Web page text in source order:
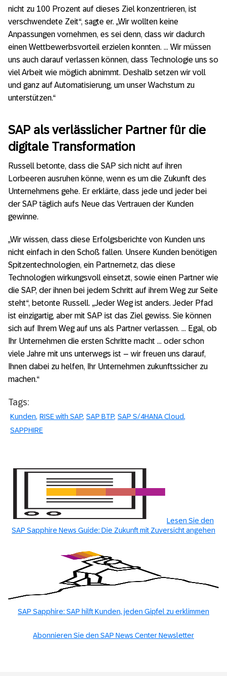
nicht zu 100 Prozent auf dieses Ziel konzentrieren, ist
verschwendete Zeit“, sagte er. „Wir wollten keine
Anpassungen vornehmen, es sei denn, dass wir dadurch
einen Wettbewerbsvorteil erzielen konnten. … Wir müssen
uns auch darauf verlassen können, dass Technologie uns so
viel Arbeit wie möglich abnimmt. Deshalb setzen wir voll
und ganz auf Automatisierung, um unser Wachstum zu
unterstützen.“
SAP als verlässlicher Partner für die
digitale Transformation
Russell betonte, dass die SAP sich nicht auf ihren
Lorbeeren ausruhen könne, wenn es um die Zukunft des
Unternehmens gehe. Er erklärte, dass jede und jeder bei
der SAP täglich aufs Neue das Vertrauen der Kunden
gewinne.
„Wir wissen, dass diese Erfolgsberichte von Kunden uns
nicht einfach in den Schoß fallen. Unsere Kunden benötigen
Spitzentechnologien, ein Partnernetz, das diese
Technologien wirkungsvoll einsetzt, sowie einen Partner wie
die SAP, der ihnen bei jedem Schritt auf ihrem Weg zur Seite
steht“, betonte Russell. „Jeder Weg ist anders. Jeder Pfad
ist einzigartig, aber mit SAP ist das Ziel gewiss. Sie können
sich auf Ihrem Weg auf uns als Partner verlassen. … Egal, ob
Ihr Unternehmen die ersten Schritte macht … oder schon
viele Jahre mit uns unterwegs ist – wir freuen uns darauf,
Ihnen dabei zu helfen, Ihr Unternehmen zukunftssicher zu
machen.“
Tags:
Kunden RISE with SAP SAP BTP SAP S/4HANA Cloud
SAPPHIRE
Lesen Sie den
SAP Sapphire News Guide: Die Zukunft mit Zuversicht angehen
SAP Sapphire: SAP hilft Kunden, jeden Gipfel zu erklimmen
Abonnieren Sie den SAP News Center Newsletter